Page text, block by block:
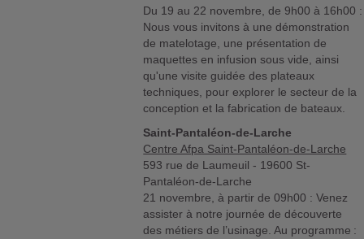
Du 19 au 22 novembre, de 9h00 à 16h00 :
Nous vous invitons à une démonstration
de matelotage, une présentation de
maquettes en infusion sous vide, ainsi
qu'une visite guidée des plateaux
techniques, pour explorer le secteur de la
conception et la fabrication de bateaux.
Saint-Pantaléon-de-Larche
Centre Afpa Saint-Pantaléon-de-Larche
593 rue de Laumeuil - 19600 St-
Pantaléon-de-Larche
21 novembre, à partir de 09h00 : Venez
assister à notre journée de découverte
des métiers de l’usinage. Au programme :